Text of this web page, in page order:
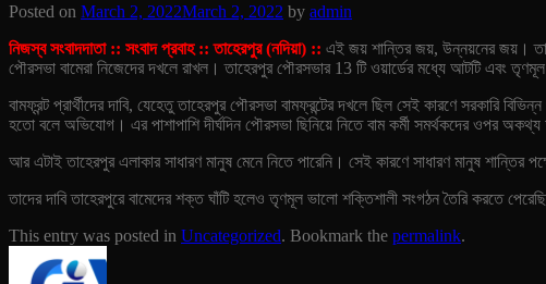
Posted on March 2, 2022March 2, 2022 by admin
নিজস্ব সংবাদদাতা :: সংবাদ প্রবাহ :: তাহেরপুর (নদিয়া) :: এই জয় শান্তির জয়, উন্নয়নের জয়।
পৌরসভা বামেরা নিজেদের দখলে রাখল। তাহেরপুর পৌরসভার 13 টি ওয়ার্ডের মধ্যে আটটি এবং
বামফ্রন্ট প্রার্থীদের দাবি, যেহেতু তাহেরপুর পৌরসভা বামফ্রন্টের দখলে ছিল সেই কারণে সরকারি
হতো বলে অভিযোগ। এর পাশাপাশি দীর্ঘদিন পৌরসভা ছিনিয়ে নিতে বাম কর্মী সমর্থকদের ওপর
আর এটাই তাহেরপুর এলাকার সাধারণ মানুষ মেনে নিতে পারেনি। সেই কারণে সাধারণ মানুষ শান্তির
তাদের দাবি তাহেরপুরে বামেদের শক্ত ঘাঁটি হলেও তৃণমূল ভালো শক্তিশালী সংগঠন তৈরি করতে
This entry was posted in Uncategorized. Bookmark the permalink.